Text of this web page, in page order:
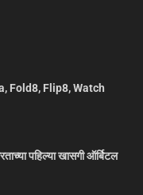
Fold8, Flip8, Watch
पहिल्या खासगी ऑर्बिटल